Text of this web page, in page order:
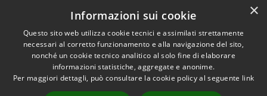
Dichiarazione di accessibilità
Accessibilità
Copyright © 2026 • Comune di
Gradoli • Powered by
×
Informazioni sui cookie
Questo sito web utilizza cookie tecnici e assimilati strettamente
necessari al corretto funzionamento e alla navigazione del sito,
nonché un cookie tecnico analitico al solo fine di elaborare
informazioni statistiche, aggregate e anonime.
Per maggiori dettagli, può consultare la cookie policy al seguente link